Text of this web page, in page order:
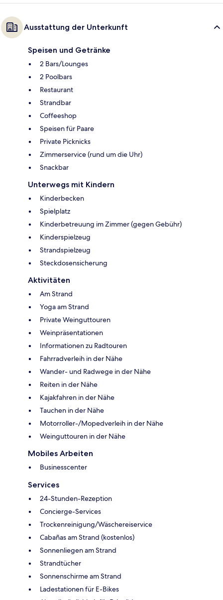
Ausstattung der Unterkunft
Speisen und Getränke
2 Bars/Lounges
2 Poolbars
Restaurant
Strandbar
Coffeeshop
Speisen für Paare
Private Picknicks
Zimmerservice (rund um die Uhr)
Snackbar
Unterwegs mit Kindern
Kinderbecken
Spielplatz
Kinderbetreuung im Zimmer (gegen Gebühr)
Kinderspielzeug
Strandspielzeug
Steckdosensicherung
Aktivitäten
Am Strand
Yoga am Strand
Private Weinguttouren
Weinpräsentationen
Informationen zu Radtouren
Fahrradverleih in der Nähe
Wander- und Radwege in der Nähe
Reiten in der Nähe
Kajakfahren in der Nähe
Tauchen in der Nähe
Motorroller-/Mopedverleih in der Nähe
Weinguttouren in der Nähe
Mobiles Arbeiten
Businesscenter
Services
24-Stunden-Rezeption
Concierge-Services
Trockenreinigung/Wäschereiservice
Cabañas am Strand (kostenlos)
Sonnenliegen am Strand
Strandtücher
Sonnenschirme am Strand
Ladestationen für E-Bikes